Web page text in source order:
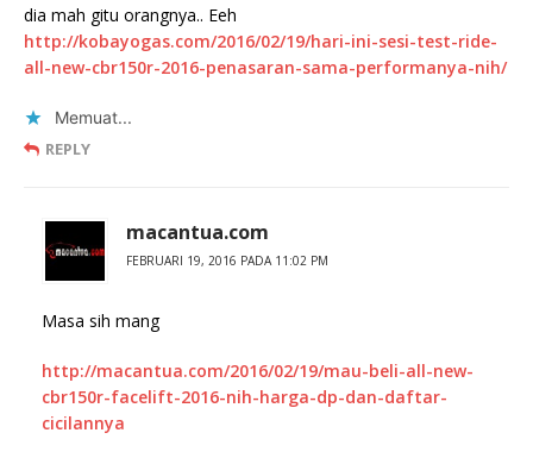
dia mah gitu orangnya.. Eeh
http://kobayogas.com/2016/02/19/hari-ini-sesi-test-ride-
all-new-cbr150r-2016-penasaran-sama-performanya-nih/
Memuat...
REPLY
macantua.com
FEBRUARI 19, 2016 PADA 11:02 PM
Masa sih mang
http://macantua.com/2016/02/19/mau-beli-all-new-
cbr150r-facelift-2016-nih-harga-dp-dan-daftar-
cicilannya